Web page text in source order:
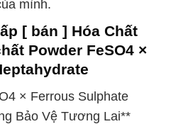
mình.
[ bán ] Hóa Chất
Powder FeSO4 ×
× Ferrous Sulphate
Bảo Vệ Tương Lai**